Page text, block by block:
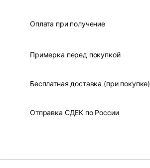
Оплата при получение
Примерка перед покупкой
Бесплатная доставка (при покупке)
Отправка СДЕК по России